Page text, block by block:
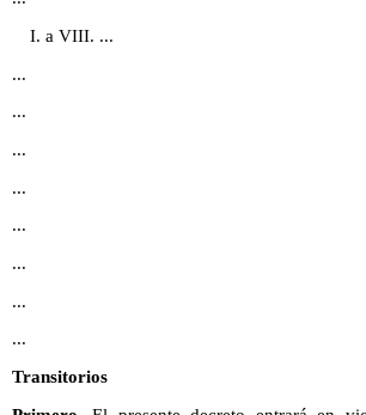
I. a VIII. ...
...
...
...
...
...
...
...
...
Transitorios